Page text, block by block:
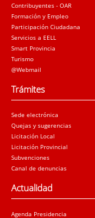
Contribuyentes - OAR
Formación y Empleo
Participación Ciudadana
Servicios a EELL
Smart Provincia
Turismo
@Webmail
Trámites
Sede electrónica
Quejas y sugerencias
Licitación Local
Licitación Provincial
Subvenciones
Canal de denuncias
Actualidad
Agenda Presidencia